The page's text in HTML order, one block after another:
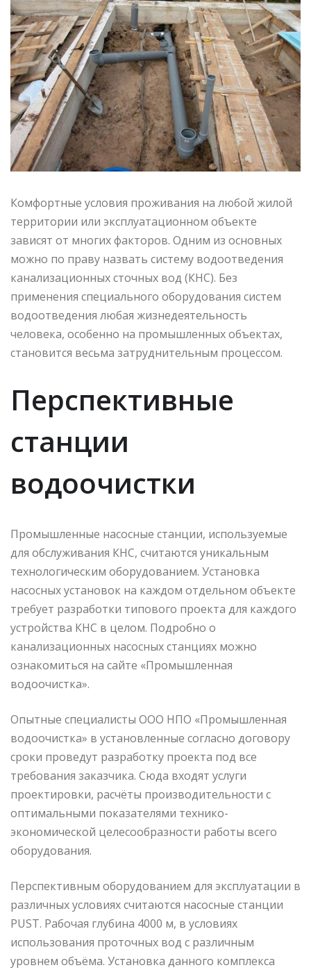
Комфортные условия проживания на любой жилой
территории или эксплуатационном объекте
зависят от многих факторов. Одним из основных
можно по праву назвать систему водоотведения
канализационных сточных вод (КНС). Без
применения специального оборудования систем
водоотведения любая жизнедеятельность
человека, особенно на промышленных объектах,
становится весьма затруднительным процессом.
Перспективные
станции
водоочистки
Промышленные насосные станции, используемые
для обслуживания КНС, считаются уникальным
технологическим оборудованием. Установка
насосных установок на каждом отдельном объекте
требует разработки типового проекта для каждого
устройства КНС в целом. Подробно о
канализационных насосных станциях можно
ознакомиться на сайте «Промышленная
водоочистка».
Опытные специалисты ООО НПО «Промышленная
водоочистка» в установленные согласно договору
сроки проведут разработку проекта под все
требования заказчика. Сюда входят услуги
проектировки, расчёты производительности с
оптимальными показателями технико-
экономической целесообразности работы всего
оборудования.
Перспективным оборудованием для эксплуатации в
различных условиях считаются насосные станции
PUST. Рабочая глубина 4000 м, в условиях
использования проточных вод с различным
уровнем объёма. Установка данного комплекса